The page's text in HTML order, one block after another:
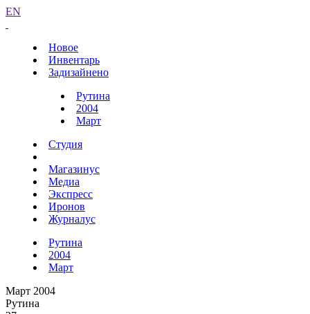
EN
Новое
Инвентарь
Задизайнено
Рутина
2004
Март
Студия
Магазинус
Медиа
Экспресс
Иронов
Журналус
Рутина
2004
Март
Март 2004
Рутина